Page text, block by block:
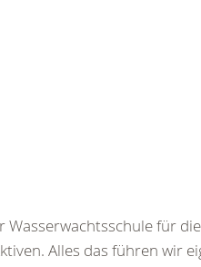
für
Alles das führen wir